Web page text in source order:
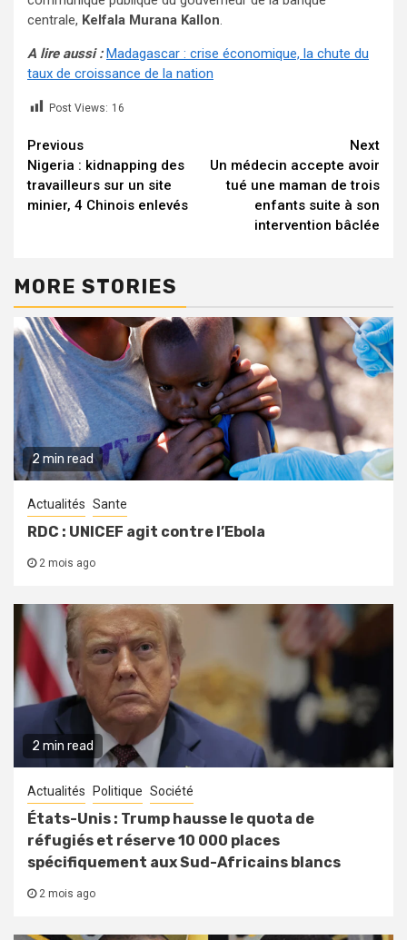
centrale, Kelfala Murana Kallon.
A lire aussi :Madagascar : crise économique, la chute du
taux de croissance de la nation
Post Views: 16
Continue
Reading
Previous
Nigeria : kidnapping des
travailleurs sur un site
minier, 4 Chinois enlevés
Next
Un médecin accepte avoir
tué une maman de trois
enfants suite à son
intervention bâclée
MORE STORIES
2 min read
Actualités Sante
RDC : UNICEF agit contre l’Ebola
2 mois ago
2 min read
Actualités Politique Société
États-Unis : Trump hausse le quota de
réfugiés et réserve 10 000 places
spécifiquement aux Sud-Africains blancs
2 mois ago